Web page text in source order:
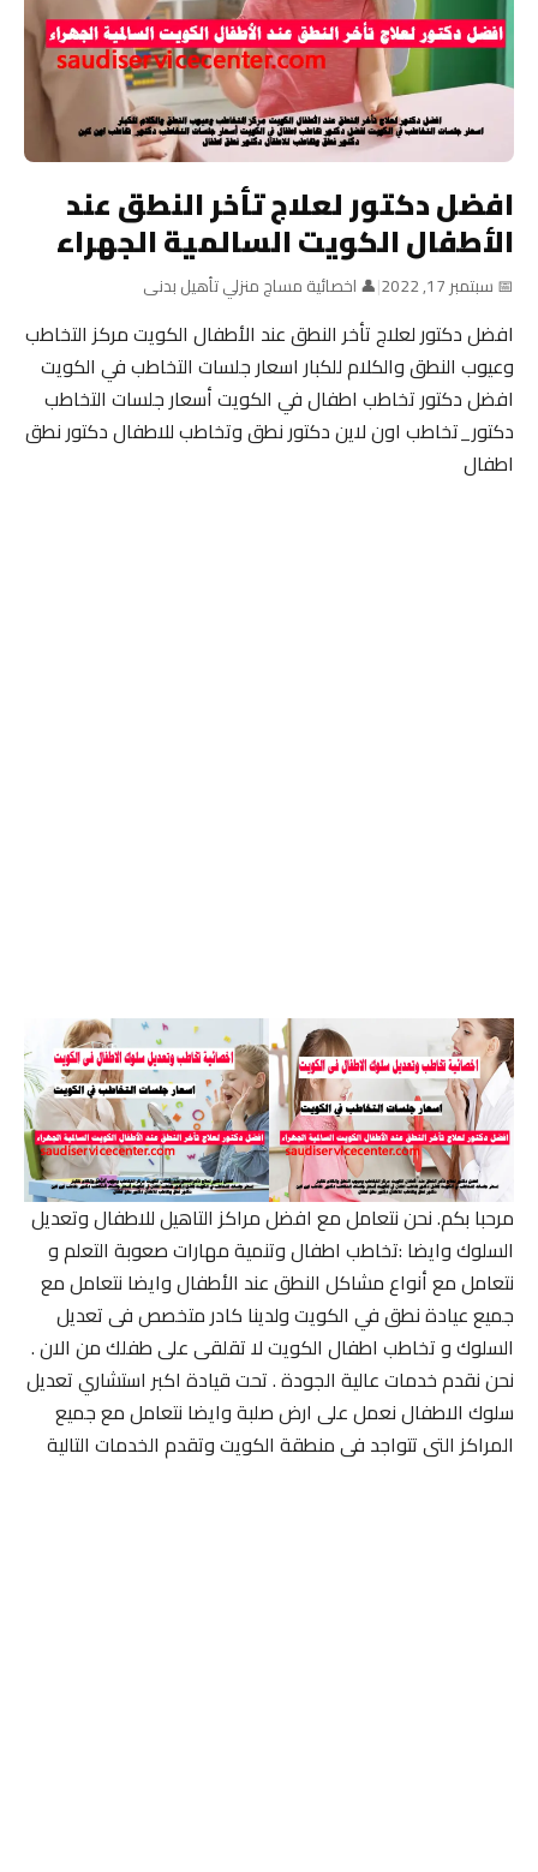
افضل دكتور لعلاج تأخر النطق عند
الأطفال الكويت السالمية الجهراء
📅 سبتمبر 17, 2022 |👤 اخصائية مساج منزلي تأهيل بدنى
افضل دكتور لعلاج تأخر النطق عند الأطفال الكويت مركز التخاطب
وعيوب النطق والكلام للكبار اسعار جلسات التخاطب في الكويت
افضل دكتور تخاطب اطفال في الكويت أسعار جلسات التخاطب
دكتور_تخاطب اون لاين دكتور نطق وتخاطب للاطفال دكتور نطق
اطفال
مرحبا بكم. نحن نتعامل مع افضل مراكز التاهيل للاطفال وتعديل
السلوك وايضا :تخاطب اطفال وتنمية مهارات صعوبة التعلم و
نتعامل مع أنواع مشاكل النطق عند الأطفال وايضا نتعامل مع
جميع عيادة نطق في الكويت ولدينا كادر متخصص فى تعديل
السلوك و تخاطب اطفال الكويت لا تقلقى على طفلك من الان .
نحن نقدم خدمات عالية الجودة . تحت قيادة اكبر استشاري تعديل
سلوك الاطفال نعمل على ارض صلبة وايضا نتعامل مع جميع
المراكز التى تتواجد فى منطقة الكويت وتقدم الخدمات التالية